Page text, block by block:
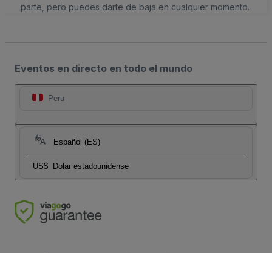
parte, pero puedes darte de baja en cualquier momento.
Eventos en directo en todo el mundo
Peru
Español (ES)
US$ Dolar estadounidense